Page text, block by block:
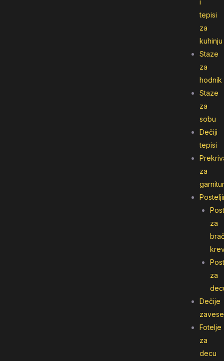
i
tepisi
za
kuhinju
Staze
za
hodnik
Staze
za
sobu
Dečiji
tepisi
za
za
za
Dečije
zavese
Fotelje
za
decu